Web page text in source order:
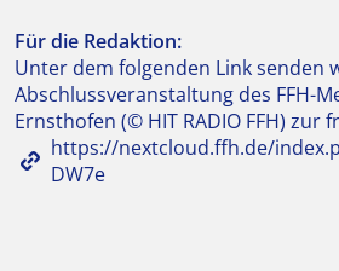
Für die Redaktion:
Unter dem folgenden Link senden
Abschlussveranstaltung des FFH-
Ernsthofen (© HIT RADIO FFH) zur
https://nextcloud.ffh.de/
DW7e